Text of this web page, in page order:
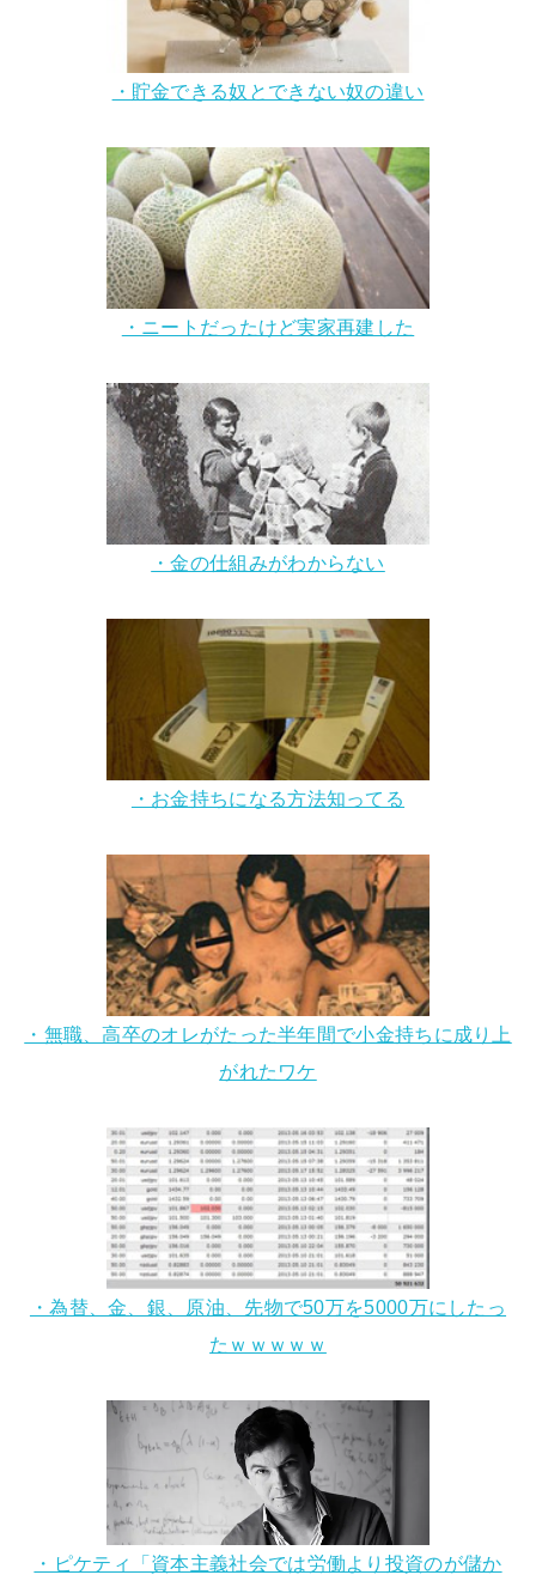
・貯金できる奴とできない奴の違い
・ニートだったけど実家再建した
・金の仕組みがわからない
・お金持ちになる方法知ってる
・無職、高卒のオレがたった半年間で小金持ちに成り上
がれたワケ
・為替、金、銀、原油、先物で50万を5000万にしたっ
たｗｗｗｗｗ
・ピケティ「資本主義社会では労働より投資のが儲か